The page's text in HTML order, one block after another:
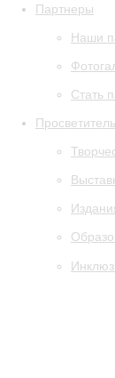
Партнеры
Наши
Стать